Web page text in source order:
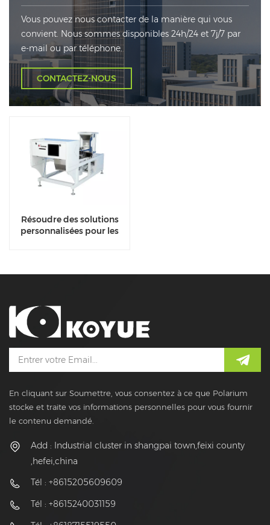
Vous pouvez nous contacter de la manière qui vous
convient. Nous sommes disponibles 24h/24 et 7j/7 par
e-mail ou par téléphone.
CONTACTEZ-NOUS
Résoudre des solutions
personnalisées pour les
En cliquant sur Soumettre, vous consentez à ce que Polarium
stocke et traite vos informations personnelles pour vous fournir
le contenu demandé.
Add : Industrial cluster in shangpai town,feixi county
,hefei,china
Tél : +8615205609609
Tél : +8615240031159